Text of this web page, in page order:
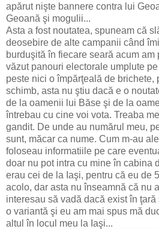
apărut nişte bannere contra lui
Geoană şi mogulii...
Asta a fost noutatea, spuneam că
deosebire de alte campanii când
burduşită în fiecare seară acum am
văzut panouri electorale umplute
peste nici o împărţeală de brichete,
schimb, asta nu ştiu dacă e o
de la oamenii lui Băse şi de la
întrebau cu cine voi vota. Treaba
gandit. De unde au numărul meu,
sunt, măcar ca nume. Cum m-au
foloseau informatiile pe care
doar nu pot intra cu mine în cabina
erau cei de la Iaşi, pentru că eu de
acolo, dar asta nu înseamnă că nu
interesau să vadă dacă exist în
o variantă şi eu am mai spus mă
altul în locul meu la Iaşi...